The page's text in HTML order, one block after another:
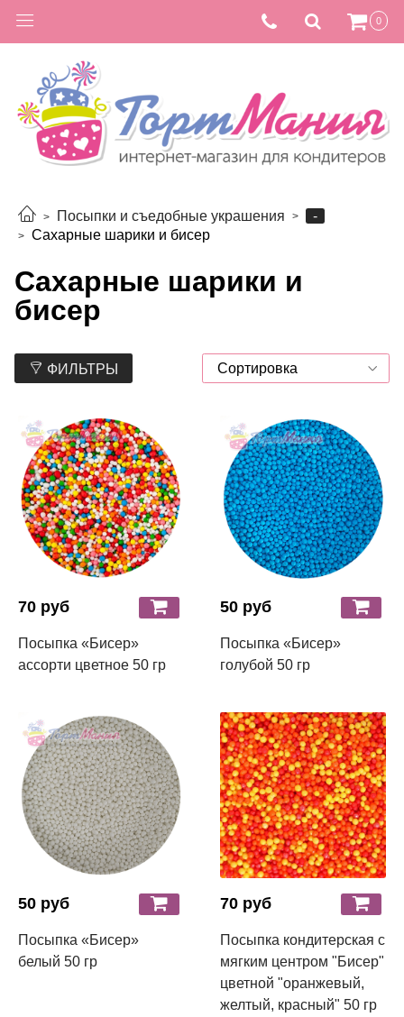
0
Посыпки и съедобные украшения
-
Сахарные шарики и бисер
Сахарные шарики и
бисер
ФИЛЬТРЫ
70 руб
Посыпка «Бисер»
ассорти цветное 50 гр
50 руб
Посыпка «Бисер»
голубой 50 гр
50 руб
Посыпка «Бисер»
белый 50 гр
70 руб
Посыпка кондитерская с
мягким центром "Бисер"
цветной "оранжевый,
желтый, красный" 50 гр